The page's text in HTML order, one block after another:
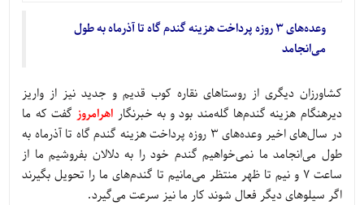
وعده‌های 3 روزه پرداخت هزینه گندم گاه تا آذرماه به طول
می‌انجامد
کشاورزان دیگری از روستاهای نقاره کوب قدیم و جدید نیز از واریز
دیرهنگام هزینه گندم‌ها گله‌مند بود و به خبرنگار اهرامروز گفت که ما
در سال‌های اخیر وعده‌های 3 روزه پرداخت هزینه گندم گاه تا آذرماه به
طول می‌انجامد ما نمی‌خواهیم گندم خود را به دلالان بفروشیم ما از
ساعت 7 و نیم تا ظهر منتظر می‌مانیم تا گندم‌های ما را تحویل بگیرند
اگر سیلوهای دیگر فعال شوند کار ما نیز سرعت می‌گیرد.